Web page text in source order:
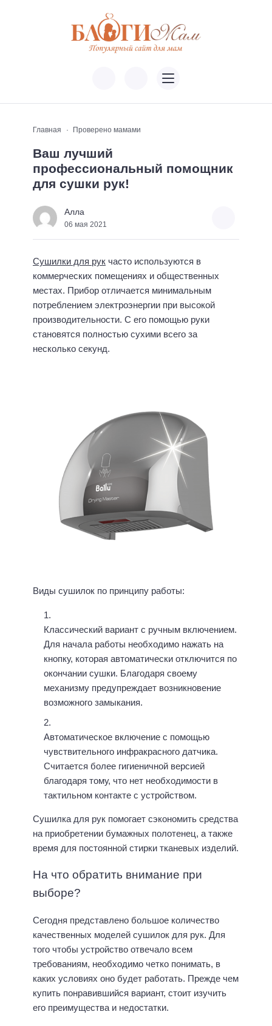
Главная Проверено мамами
Ваш лучший
профессиональный помощник
для сушки рук!
Алла
06 мая 2021
Сушилки для рук часто используются в
коммерческих помещениях и общественных
местах. Прибор отличается минимальным
потреблением электроэнергии при высокой
производительности. С его помощью руки
становятся полностью сухими всего за
несколько секунд.
Виды сушилок по принципу работы:
Классический вариант с ручным включением.
Для начала работы необходимо нажать на
кнопку, которая автоматически отключится по
окончании сушки. Благодаря своему
механизму предупреждает возникновение
возможного замыкания.
Автоматическое включение с помощью
чувствительного инфракрасного датчика.
Считается более гигиеничной версией
благодаря тому, что нет необходимости в
тактильном контакте с устройством.
Сушилка для рук помогает сэкономить средства
на приобретении бумажных полотенец, а также
время для постоянной стирки тканевых изделий.
На что обратить внимание при
выборе?
Сегодня представлено большое количество
качественных моделей сушилок для рук. Для
того чтобы устройство отвечало всем
требованиям, необходимо четко понимать, в
каких условиях оно будет работать. Прежде чем
купить понравившийся вариант, стоит изучить
его преимущества и недостатки.